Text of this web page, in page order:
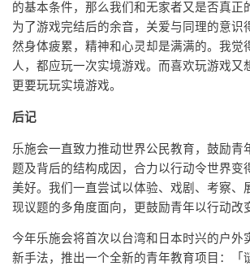
的基本条件，那么我们和无家者又是否真正
为了游戏完结后的余音，关爱与同理的意识
然身体疲累，精神和心灵却是满满的。我觉
人，都应玩一次实境游戏。而喜欢玩游戏又
更要玩玩实境游戏。
后记
乐施会一直致力推动世界公民教育，鼓励青
题及背后的结构成因，合力以行动令世界变
美好。我们一直尝试以体验、戏剧、考察、
现议题的多角度面向，更鼓励青年以行动改
今年乐施会将首次以台湾和日本时兴的户外
新手法，推出一个全新的青年教育项目：「